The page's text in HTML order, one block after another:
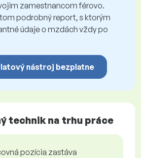
zamestnancom férovo.
podrobný report, s ktorým
údaje o mzdách vždy po
nástroj bezplatne
technik na trhu práce
pozícia zastáva